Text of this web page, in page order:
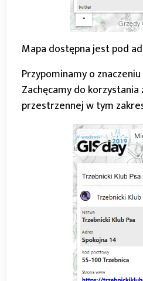
Mapa dostępna jest pod
Przypominamy o
Zachęcamy do
przestrzennej w tym